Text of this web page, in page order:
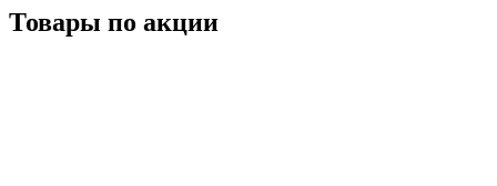
Товары по акции